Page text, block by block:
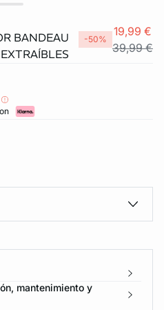
BANDEAU
-50%
19,99 €
39,99 €
mantenimiento y